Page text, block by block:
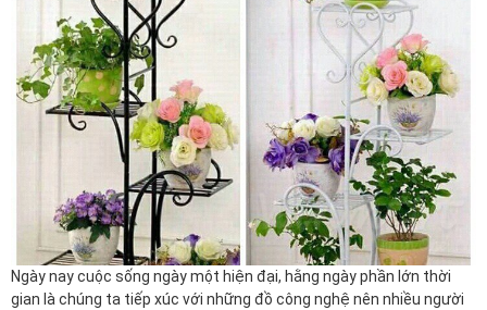
Ngày nay cuộc sống ngày một hiện đại, hằng ngày phần lớn thời
gian là chúng ta tiếp xúc với những đồ công nghệ nên nhiều người